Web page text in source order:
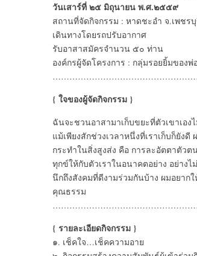
วันเสาร์ที่ ๒๕ มิถุนายน พ.ศ.๒๕๕๙
สถานที่จัดกิจกรรม : หาดชะอำ จ.เพชร
เดินทางโดยรถปรับอากาศ
รับอาสาสมัครจำนวน ๕๐ ท่าน
องค์กรผู้จัดโครงการ : กลุ่มรอยยิ้มของ
{ ใจของผู้จัดกิจกรรม }
ฉันจะชวนอาสามาเก็บขยะที่ตัวเขาเอ
แม้เพียงสักช่วงเวลาหนึ่งที่เราเก็บก็ยัง
กระทำในสิ่งสูงส่ง คือ การละอัตตาตัว
ทุกข์ให้กับตัวเราในอนาคตอย่าง อย่า
นึกถึงสังคมที่ดีงามร่วมกันบ้าง ผมอยาก
คุณธรรม
{ รายละเอียดกิจกรรม }
๑. เช็คใจ…เช็คความอาย